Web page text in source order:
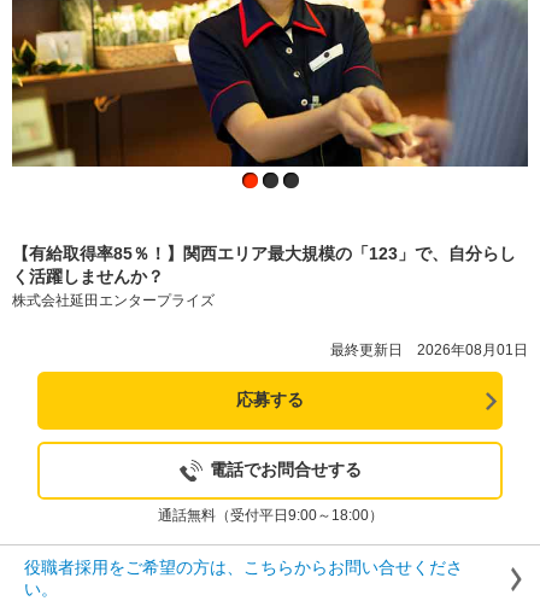
【有給取得率85％！】関西エリア最大規模の「123」で、自分らし
く活躍しませんか？
株式会社延田エンタープライズ
最終更新日 2026年08月01日
応募する
電話でお問合せする
通話無料（受付平日9:00～18:00）
役職者採用をご希望の方は、こちらからお問い合せくださ
い。